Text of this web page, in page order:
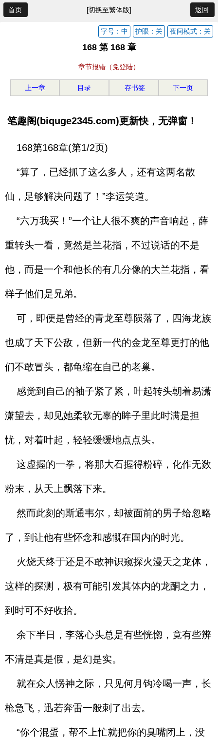
首页 [切换至繁体版] 返回
夜间模式：关
护眼：关
字号：中
168 第 168 章
章节报错（免登陆）
上一章 目录 存书签 下一页
笔趣阁(biquge2345.com)更新快，无弹窗！
168第168章(第1/2页)
“算了，已经抓了这么多人，还有这两名散
仙，足够解决问题了！”李运笑道。
“六万我买！”一个让人很不爽的声音响起，薛
重转头一看，竟然是兰花指，不过说话的不是
他，而是一个和他长的有几分像的大兰花指，看
样子他们是兄弟。
可，即便是曾经的青龙至尊陨落了，四海龙族
也成了天下公敌，但新一代的金龙至尊更打的他
们不敢冒头，都龟缩在自己的老巢。
感觉到自己的袖子紧了紧，叶起转头朝着易潇
潇望去，却见她柔软无辜的眸子里此时满是担
忧，对着叶起，轻轻缓缓地点点头。
这虚握的一拳，将那大石握得粉碎，化作无数
粉末，从天上飘落下来。
然而此刻的斯通韦尔，却被面前的男子给忽略
了，到让他有些怀念和感慨在国内的时光。
火烧天终于还是不敢神识窥探火漫天之龙体，
这样的探测，极有可能引发其体内的龙酮之力，
到时可不好收拾。
余下半日，李落心头总是有些恍惚，竟有些辨
不清是真是假，是幻是实。
就在众人愣神之际，只见何月钩冷喝一声，长
枪急飞，迅若奔雷一般刺了出去。
“你个混蛋，帮不上忙就把你的臭嘴闭上，没